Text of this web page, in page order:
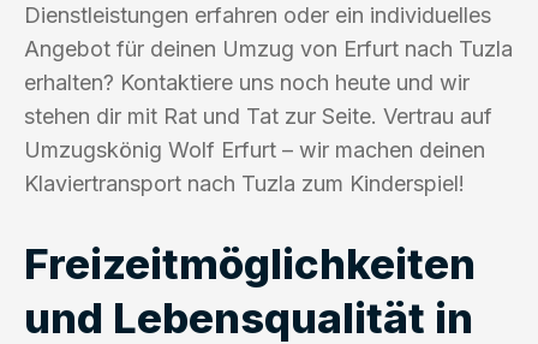
Dienstleistungen erfahren oder ein individuelles
Angebot für deinen Umzug von Erfurt nach Tuzla
erhalten? Kontaktiere uns noch heute und wir
stehen dir mit Rat und Tat zur Seite. Vertrau auf
Umzugskönig Wolf Erfurt – wir machen deinen
Klaviertransport nach Tuzla zum Kinderspiel!
Freizeitmöglichkeiten
und Lebensqualität in